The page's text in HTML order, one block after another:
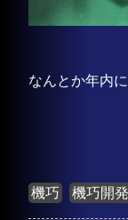
なんとか年内
機巧 機巧開発